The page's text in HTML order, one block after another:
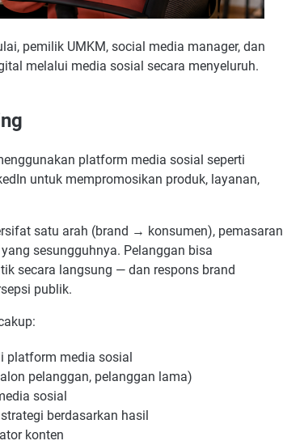
pemilik UMKM, social media manager, dan
melalui media sosial secara menyeluruh.
platform media sosial seperti
untuk mempromosikan produk, layanan,
satu arah (brand → konsumen), pemasaran
sesungguhnya. Pelanggan bisa
secara langsung — dan respons brand
publik.
platform media sosial
pelanggan, pelanggan lama)
sosial
berdasarkan hasil
konten